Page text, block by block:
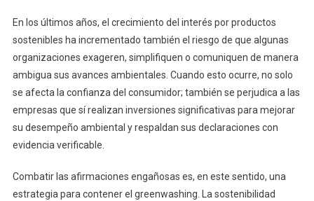
En los últimos años, el crecimiento del interés por productos
sostenibles ha incrementado también el riesgo de que algunas
organizaciones exageren, simplifiquen o comuniquen de manera
ambigua sus avances ambientales. Cuando esto ocurre, no solo
se afecta la confianza del consumidor; también se perjudica a las
empresas que sí realizan inversiones significativas para mejorar
su desempeño ambiental y respaldan sus declaraciones con
evidencia verificable.
Combatir las afirmaciones engañosas es, en este sentido, una
estrategia para contener el greenwashing. La sostenibilidad